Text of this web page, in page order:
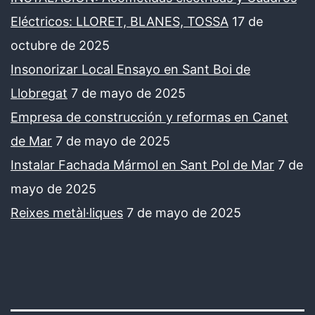
Eléctricos: LLORET, BLANES, TOSSA 17 de
octubre de 2025
Insonorizar Local Ensayo en Sant Boi de
Llobregat 7 de mayo de 2025
Empresa de construcción y reformas en Canet
de Mar 7 de mayo de 2025
Instalar Fachada Mármol en Sant Pol de Mar 7 de
mayo de 2025
Reixes metàl·liques 7 de mayo de 2025